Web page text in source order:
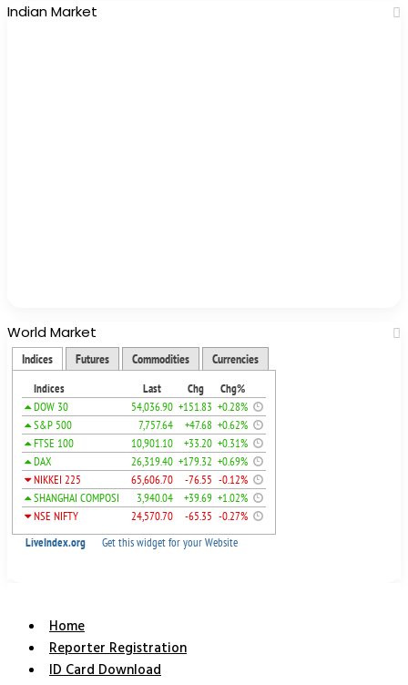
Indian Market
World Market
Home
Reporter Registration
ID Card Download